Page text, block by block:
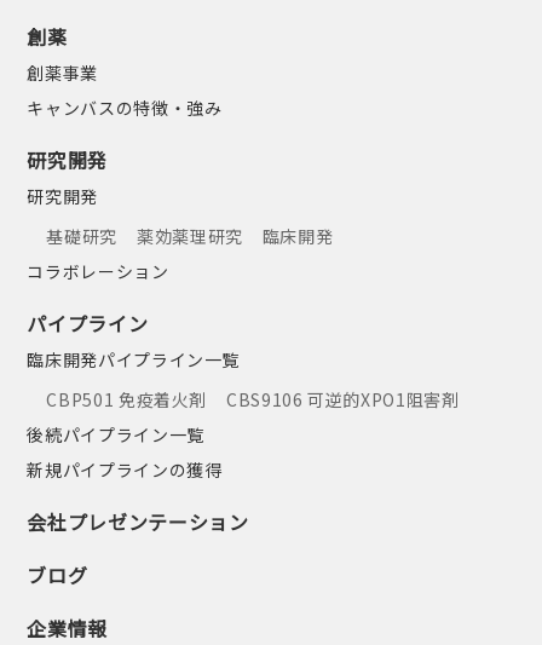
創薬
創薬事業
キャンバスの特徴・強み
研究開発
研究開発
基礎研究
薬効薬理研究
臨床開発
コラボレーション
パイプライン
臨床開発パイプライン一覧
CBP501 免疫着火剤
CBS9106 可逆的XPO1阻害剤
後続パイプライン一覧
新規パイプラインの獲得
会社プレゼンテーション
ブログ
企業情報